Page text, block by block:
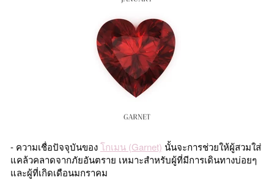
- ความเชื่อปัจจุบันของโกเมน (Garnet) นั้นจะการช่วยให้ผู้สวมใส่
แคล้วคลาดจากภัยอันตราย เหมาะสำหรับผู้ที่มีการเดินทางบ่อยๆ
และผู้ที่เกิดเดือนมกราคม